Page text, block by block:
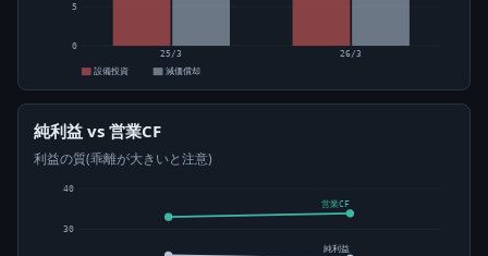
0
5
25/3
26/3
設備投資
減価償却
純利益 vs 営業CF
利益の質(乖離が大きいと注意)
30
40
営業CF
純利益